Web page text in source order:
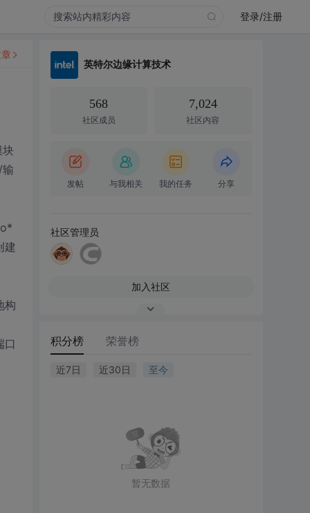
登录/注册
建
构
口
英特尔边缘计算技术
568
社区成员
7,024
社区内容
发帖 与我相关 我的任务 分享
社区管理员
加入社区
积分榜 荣誉榜
近7日 近30日 至今
暂无数据